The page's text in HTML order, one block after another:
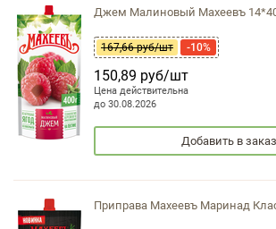
Джем Малиновый Махеевъ
167,66 руб/шт -10%
150,89 руб/шт
Цена действительна
до 30.08.2026
Добавить в заказ
Приправа Махеевъ Маринад